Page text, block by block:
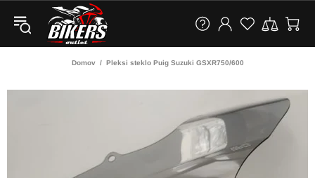
Domov Pleksi steklo Puig Suzuki GSXR750/600